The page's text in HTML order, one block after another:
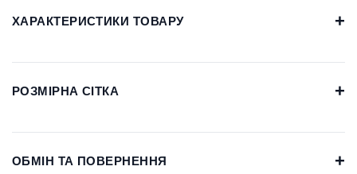
ХАРАКТЕРИСТИКИ ТОВАРУ +
РОЗМІРНА СІТКА +
ОБМІН ТА ПОВЕРНЕННЯ +